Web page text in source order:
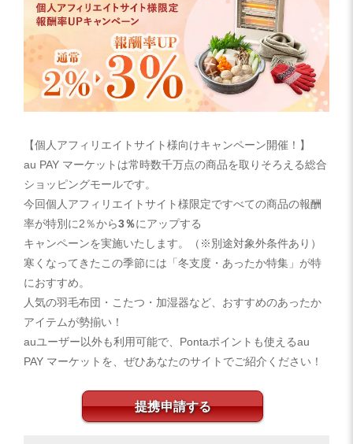
【個人アフィリエイトサイト様向けキャンペーン開催！】
au PAY マーケットは常時数千万点の商品を取りそろえる総合
ショッピングモールです。
今回個人アフィリエイトサイト様限定ですべての商品の報酬
率が特別に2％から3％にアップする
キャンペーンを実施いたします。（※別途対象外条件あり）
寒くなってきたこの季節には「冬支度・あったか特集」が特
におすすめ。
人気の羽毛布団・こたつ・加湿器など、おすすめのあったか
アイテムが勢揃い！
auユーザー以外も利用可能で、Pontaポイントも使えるau
PAY マーケットを、ぜひあなたのサイトでご紹介ください！
提携申請する